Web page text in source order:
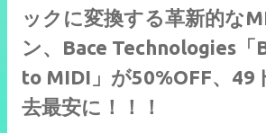
ックに変換する革新的な
ン、Bace Technologies「
to MIDI」が50%OFF、49
去最安に！！！